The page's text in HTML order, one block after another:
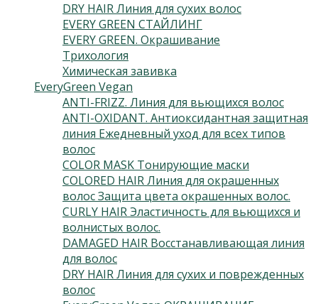
DRY HAIR Линия для сухих волос
EVERY GREEN СТАЙЛИНГ
EVERY GREEN. Окрашивание
Трихология
Химическая завивка
EveryGreen Vegan
ANTI-FRIZZ. Линия для вьющихся волос
ANTI-OXIDANT. Антиоксидантная защитная
линия Ежедневный уход для всех типов
волос
COLOR MASK Тонирующие маски
COLORED HAIR Линия для окрашенных
волос Защита цвета окрашенных волос.
CURLY HAIR Эластичность для вьющихся и
волнистых волос.
DAMAGED HAIR Восстанавливающая линия
для волос
DRY HAIR Линия для сухих и поврежденных
волос